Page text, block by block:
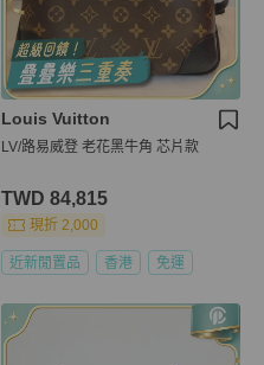
Louis Vuitton
LV/路易威登 老花黑牛角 芯片款
TWD 84,815
現折 2,000
近新閒置品 香港 免運